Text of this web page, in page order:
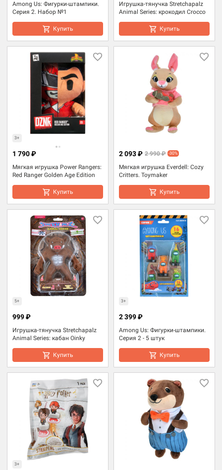
Among Us: Фигурки-штампики.
Серия 2. Набор №1
Купить
Игрушка-тянучка Stretchapalz
Animal Series: крокодил Crocco
Купить
3+
Мягкая игрушка Power Rangers:
Red Ranger Golden Age Edition
1 790 ₽
Купить
Мягкая игрушка Everdell: Cozy
Critters. Toymaker
2 093 ₽ 2 990 ₽ -30%
Купить
5+
Игрушка-тянучка Stretchapalz
Animal Series: кабан Oinky
999 ₽
Купить
3+
Among Us: Фигурки-штампики.
Серия 2 - 5 штук
2 399 ₽
Купить
3+